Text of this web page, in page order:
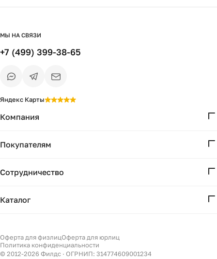
Компания
Проекты
Покупателям
Доставка и оплата
Сотрудничество
Бизнесу
Филдс в Дзене ↗
Каталог
Светильники
Декор
МЫ НА СВЯЗИ
+7 (499) 399-38-65
Яндекс Карты
© 2012-2026 Филдс · ОГРНИП: 314774609001234
Оферта для физлицОферта для юрлиц
Политика конфиденциальности
и дальнейшие шаги